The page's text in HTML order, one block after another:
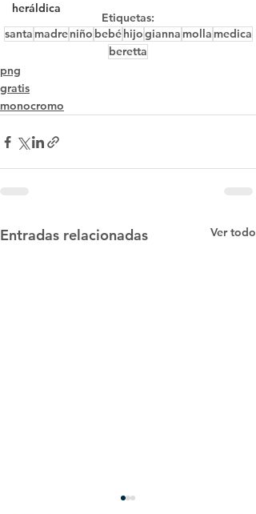
heráldica
Etiquetas:
santa madreniño bebéhijogianna molla medica
beretta
png
gratis
monocromo
Entradas relacionadas Ver todo